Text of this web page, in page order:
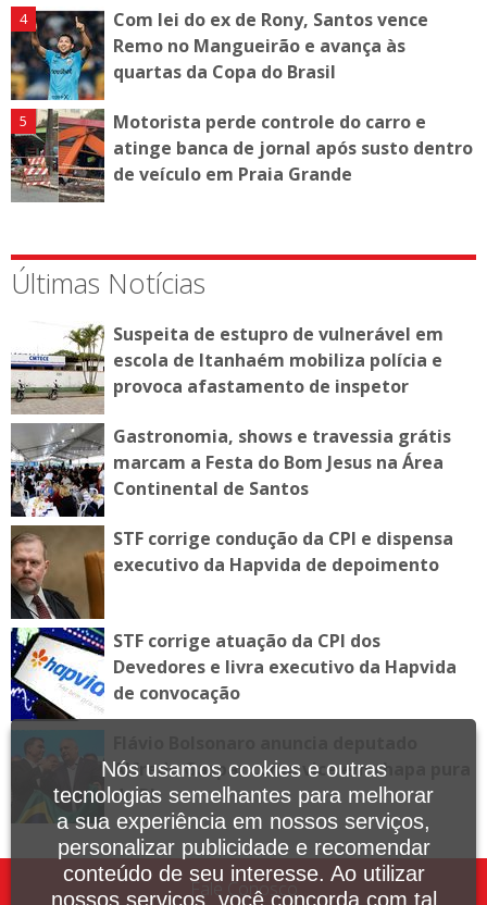
Com lei do ex de Rony, Santos vence
Remo no Mangueirão e avança às
quartas da Copa do Brasil
Motorista perde controle do carro e
atinge banca de jornal após susto dentro
de veículo em Praia Grande
Últimas Notícias
Suspeita de estupro de vulnerável em
escola de Itanhaém mobiliza polícia e
provoca afastamento de inspetor
Gastronomia, shows e travessia grátis
marcam a Festa do Bom Jesus na Área
Continental de Santos
STF corrige condução da CPI e dispensa
executivo da Hapvida de depoimento
STF corrige atuação da CPI dos
Devedores e livra executivo da Hapvida
de convocação
Alfredo Gaspar como vice em chapa pura
do PL
Fale Conosco
Nós usamos cookies e outras
tecnologias semelhantes para melhorar
a sua experiência em nossos serviços,
personalizar publicidade e recomendar
conteúdo de seu interesse. Ao utilizar
nossos serviços, você concorda com tal